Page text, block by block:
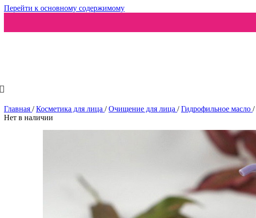
Перейти к основному содержимому
Главная / Косметика для лица / Очищение для лица / Гидрофильное масло /
Нет в наличии